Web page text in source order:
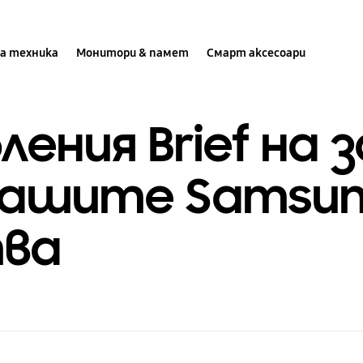
техника Монитори & памет Смарт аксесоари
Brief на